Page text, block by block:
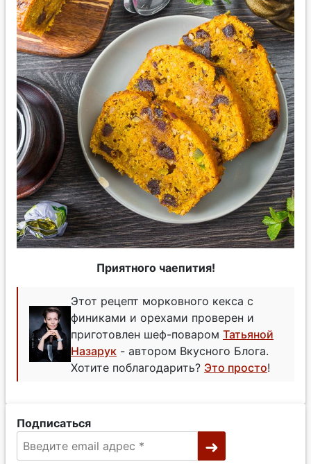
Приятного чаепития!
Этот рецепт морковного кекса с
финиками и орехами проверен и
приготовлен шеф-поваром Татьяной
Назарук - автором Вкусного Блога.
Хотите поблагодарить? Это просто!
Подписаться